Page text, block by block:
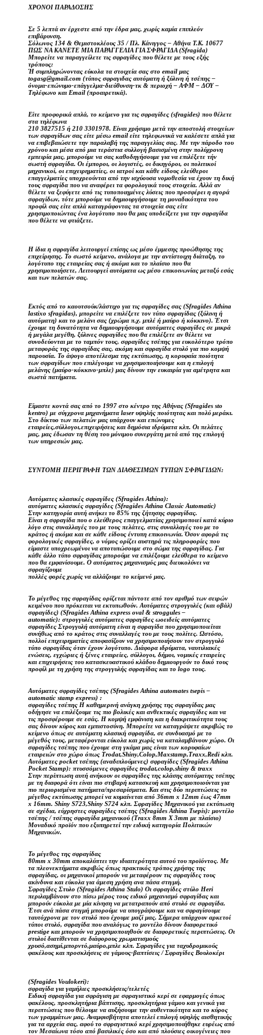
ΧΡΟΝΟΙ ΠΑΡΑΔΟΣΗΣ
Σε 5 λεπτά αν έρχεστε από την έδρα μας, χωρίς καμία επιπλεόν
επιβάρυνση.
Σόλωνος 134 & Θεμιστοκλέους 35 / Πλ. Κάνιγγος – Αθήνα Τ.Κ. 10677
ΠΩΣ ΝΑ ΚΑΝΕΤΕ ΜΙΑ ΠΑΡΑΓΓΕΛΙΑ ΓΙΑ ΣΦΡΑΓΙΔΑ (Sfragida)
Μπορείτε να παραγγείλετε τις σφραγίδες που θέλετε με τους εξής
τρόπους:
Ή συμπληρώνοντας εύκολα τα στοιχεία σας στο email μας
togasg@gmail.com (τύπος σφραγιδας αυτόματη ή ξύλινη ή τσέπης –
όνομα-επώνυμο-επάγγελμα-διεύθυνση-τκ & περιοχή – ΑΦΜ – ΔΟΥ –
Τηλέφωνο και Email (προαιρετικά).
Είτε προφορικά απλά, το κείμενο για τις σφραγίδες (sfragides) που θέλετε
στα τηλέφωνα
210 3827515 ή 210 3301978. Είναι χρήσιμο μετά την αποστολή στοιχείων
των σφραγίδων σας είτε μέσω email είτε τηλεφωνικά να καλέσετε απλά για
να επιβεβαιώσετε την παραλαβή της παραγγελίας σας. Με την πάροδο του
χρόνου και μέσα από μια τεράστια συλλογή βασισμένη στην πολύχρονη
εμπειρία μας, μπορούμε να σας καθοδηγήσουμε για να επιλέξετε τήν
σωστή σφραγίδα. Οι έμποροι, οι λογιστές, οι δικηγόροι, οι πολιτικοί
μηχανικοί, οι επιχειρηματίες, οι ιατροί και κάθε είδους ελεύθεροι
επαγγελματίες υποχρεούνται από την ισχύουσα νομοθεσία να έχουν τη δική
τους σφραγίδα που να αναφέρει τα φορολογικά τους στοιχεία. Αλλά αν
θέλετε να ξεφύγετε από τις τυποποιημένες λύσεις που προσφέρει η αγορά
σφραγίδων, τότε μπορούμε να δημιουργήσουμε τη μοναδικότητα του
προφίλ σας είτε απλά καταγράφοντας τα στοιχεία σας είτε
χρησιμοποιώντας ένα λογότυπο που θα μας υποδείξετε για την σφραγίδα
που θέλετε να φτιάξετε.
Η ίδια η σφραγίδα λειτουργεί επίσης ως μέσο έμμεσης προώθησης της
επιχείρησης. Το σωστό κείμενο, ανάλογα με την αντίστοιχη διάταξη, το
λογότυπο της εταιρείας σας ή ακόμα και το πλαίσιο που θα
χρησιμοποιήσετε, Λειτουργεί αυτόματα ως μέσο επικοινωνίας μεταξύ εσάς
και των πελατών σας.
Εκτός από το καουτσούκ/λάστιχο για τις σφραγίδες σας (Sfragides Athina
lastixo sfragidas), μπορείτε να επιλέξετε τον τύπο σφραγίδας (ξύλινη ή
αυτόματη) και το μελάνι σας (χρώμα π.χ. μπλέ ή μαύρο ή κόκκινο). Έτσι
έχουμε τη δυνατότητα να δημιουργήσουμε αυτόματες σφραγίδες σε μικρά
ή μεγάλα μεγέθη, ξύλινες σφραγίδες που θα επιλέξετε αν θέλετε να
συνοδεύονται με το ταμπόν τους, σφραγίδες τσέπης για ευκολότερο τρόπο
μεταφοράς της σφραγίδας σας, ακόμη και σφραγίδα στυλό για πιο κομψή
παρουσία. Το άψογο αποτέλεσμα της εκτύπωσης, η κορυφαία ποιότητα
των σφραγίδων που επιλέγουμε να χρησιμοποιήσουμε και η επιλογή
μελάνης (μαύρο-κόκκινο-μπλε) μας δίνουν την ευκαιρία για αμέτρητα και
σωστά πατήματα.
Είμαστε κοντά σας από το 1997 στο κέντρο της Αθήνας (Sfragides sto
kentro) με σύγχρονα μηχανήματα laser υψηλής ποιότητας και πολύ μεράκι.
Στο δίκτυο των πελατών μας υπάρχουν και επώνυμες
εταιρείες,σύλλογοι,επιχειρήσεις και δημόσια ιδρύματα κλπ. Οι πελάτες
μας, μας έδωσαν τη θέση του μόνιμου συνεργάτη μετά από της επιλογή
των υπηρεσιών μας.
ΣΥΝΤΟΜΗ ΠΕΡΙΓΡΑΦΗ ΤΩΝ ΔΙΑΘΕΣΙΜΩΝ ΤΥΠΩΝ ΣΦΡΑΓΙΔΩΝ:
Αυτόματες κλασικές σφραγίδες (Sfragides Athina):
αυτόματες κλασικές σφραγίδες (Sfragides Athina Classic Automatic)
Στην κατηγορία αυτή ανήκει το 85% της ζήτησης σφραγίδας.
Είναι η σφραγίδα που ο ελεύθερος επαγγελματίας χρησιμοποιεί κατά κύριο
λόγο στις συναλλαγές του με τους πελάτες, στις συναλλαγές του με το
κράτος ή ακόμα και σε κάθε είδους έντυπη επικοινωνία. Όσον αφορά τις
φορολογικές σφραγίδες, ο νόμος ορίζει αυστηρά τις πληροφορίες που
είμαστε υποχρεωμένοι να αποτυπώσουμε στο σώμα της σφραγίδας. Για
κάθε άλλο τύπο σφραγίδας μπορούμε να επιλέξουμε ελεύθερα το κείμενο
που θα εμφανίσουμε. Ο αυτόματος μηχανισμός μας διευκολύνει να
σφραγίζουμε
πολλές φορές χωρίς να αλλάζουμε το κείμενό μας.
Το μέγεθος της σφραγίδας ορίζεται πάντοτε από τον αριθμό των σειρών
κειμένου που πρόκειται να εκτυπωθούν. Αυτόματες στρογγυλές (και οβάλ)
σφραγίδες) (Sfragides Athina express oval & stroggules –
automatic): στρογγυλές αυτόματες σφραγίδες ωοειδείς αυτόματες
σφραγίδες Στρογγυλή αυτόματη είναι η σφραγίδα που χρησιμοποιείται
συνήθως από το κράτος στις συναλλαγές του με τους πολίτες. Ωστόσο,
πολλοί επιχειρηματίες αποφασίζουν να χρησιμοποιήσουν τον στρογγυλό
τύπο σφραγίδας όταν έχουν λογότυπο. Διάφορα ιδρύματα, ναυτιλιακές
ενώσεις, εγχώριες ή ξένες εταιρείες, σύλλογοι, δήμοι, νομικές εταιρείες
και επιχειρήσεις του κατασκευαστικού κλάδου δημιουργούν το δικό τους
προφίλ με τη χρήση της στρογγυλής σφραγίδας και το logo τους.
Αυτόματες σφραγίδες τσέπης (Sfragides Athina automates tsepis –
automatic stamp express) :
σφραγίδες τσέπης Η καθημερινή ανάγκη χρήσης της σφραγίδας μας
οδήγησε να επιλέξουμε τις πιο βολικές και ανθεκτικές σφραγίδες και να
τις προσφέρουμε σε εσάς. Η κομψή εμφάνιση και η διακριτικότητα τους
σας δίνουν κύρος και εμπιστοσύνη. Μπορείτε να καταγράψετε ακριβώς το
κείμενο όπως σε αυτόματη κλασική σφραγίδα, σε συνδυασμό με το
μέγεθός τους, μεταφέρονται εύκολα και χωρίς να καταλαμβάνουν χώρο. Οι
σφραγίδες τσέπης που έχουμε στη γκάμα μας είναι των κορυφαίων
εταιρειών στο χώρο όπως Trodat,Shiny,Colop,Maxstamp,Traxx,Redi κλπ.
Αυτόματες pocket τσέπης (αναδιπλούμενες) σφραγίδες (Sfragides Athina
Pocket Stamp): πτυσσόμενες σφραγίδες trodat,colop,shiny & traxx
Στην περίπτωση αυτή ανήκουν οι σφραγίδες της κλάσης αυτόματης τσέπης
με τη διαφορά ότι είναι πιο στιβαρή κατασκευή και χρησιμοποιούνται για
πιο περιορισμένα πατήματα/πρεσαρίσματα. Και στις δύο περιπτώσεις το
μέγεθος εκτύπωσης μπορεί να κυμαίνεται από 36mm x 12mm έως 47mm
x 16mm. Shiny S723,Shiny S724 κλπ. Σφραγίδες Μηχανικού για εκτύπωση
σε σχέδια, εύχρηστες σφραγίδες τσέπης (Sfragides Athina Tsepis): μοντέλο
τσέπης / τσέπης σφραγίδα μηχανικού (Traxx 8mm X 3mm με πλαίσιο)
Μοναδικό προϊόν που εξυπηρετεί την ειδική κατηγορία Πολιτικών
Μηχανικών.
Το μέγεθος της σφραγίδας
80mm x 30mm αποκαλύπτει την ιδιαιτερότητα αυτού του προϊόντος. Με
τα πλεονεκτήματα ακριβώς όπως πρακτικός τρόπος χρήσης της
σφραγίδας, οι μηχανικοί μπορούν να μεταφέρουν τις σφραγίδες τους
ακίνδυνα και εύκολα για άμεση χρήση ανα πάσα στιγμή.
Σφραγίδες Στυλο (Sfragides Athina Stulo) Οι σφραγίδες στύλο Heri
περιλαμβάνουν στο πίσω μέρος τους ειδικό μηχανισμό σφραγίδας και
μπορούν εύκολα με μία κίνηση να μετατραπούν από στυλό σε σφραγίδα.
Έτσι ανά πάσα στιγμή μπορούμε να υπογράψουμε και να σφραγίσουμε
ταυτόχρονα με τον στυλό που έχουμε μαζί μας. Σήμερα υπάρχουν αρκετοί
τύποι στυλό, σφραγίδα που αναλόγως το μοντέλο δίνουν διαφορετικό
prestige και μπορούν να χρησιμοποιηθούν σε διαφορετικές περιπτώσεις. Οι
στυλοί διατίθενται σε διάφορους χρωματισμούς
χρυσό,ασημί,μπορντό,μαύρο,μπλε κλπ. Σφραγίδες για ταχυδρομικούς
φακέλους και προσκλήσεις σε γάμους-βαπτίσεις / Σφραγίδες Βουλοκέρι
(Sfragides Voulokeri):
σφραγίδα για γαμήλιες προσκλήσεις/τελετές
Ειδική σφραγίδα για σφράγιση με σφραγιστικό κερί σε εφαρμογές όπως
φακέλους, προσκλητήρια βάπτισης, προσκλητήρια γάμου και γενικά για
περιπτώσεις που θέλουμε να αυξήσουμε την αυθεντικότητα και το κύρος
των γραμμάτων μας. Αναμφισβήτητα αποτελεί επιλογή υψηλής αισθητικής
για τα αρχεία σας, αφού το σφραγιστικό κερί χρησιμοποιήθηκε ευρέως από
τον Μεσαίωνα τόσο από βασιλικές όσο και από πλούσιες οικογένειες που